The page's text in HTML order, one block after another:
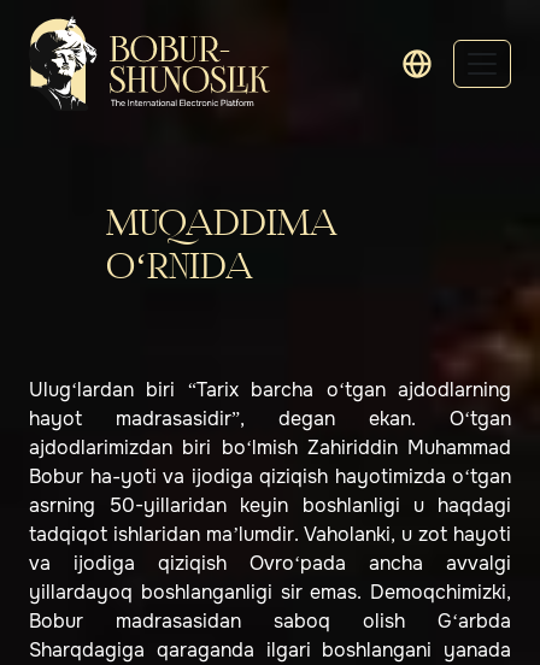
MUQADDIMA
O‘RNIDA
Ulug‘lardan biri “Tarix barcha o‘tgan ajdodlarning
hayot madrasasidir”, degan ekan. O‘tgan
ajdodlarimizdan biri bo‘lmish Zahiriddin Muhammad
Bobur ha-yoti va ijodiga qiziqish hayotimizda o‘tgan
asrning 50-yillaridan keyin boshlanligi u haqdagi
tadqiqot ishlaridan maʼlumdir. Vaholanki, u zot hayoti
va ijodiga qiziqish Ovro‘pada ancha avvalgi
yillardayoq boshlanganligi sir emas. Demoqchimizki,
Bobur madrasasidan saboq olish G‘arbda
Sharqdagiga qaraganda ilgari boshlangani yanada